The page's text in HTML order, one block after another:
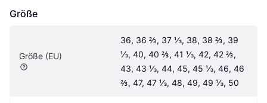
Größe
Größe (EU)
36, 36 ⅔, 37 ⅓, 38, 38 ⅔, 39
⅓, 40, 40 ⅔, 41 ⅓, 42, 42 ⅔,
43, 43 ⅓, 44, 45, 45 ⅓, 46, 46
⅔, 47, 47 ⅓, 48, 49, 49 ⅓, 50